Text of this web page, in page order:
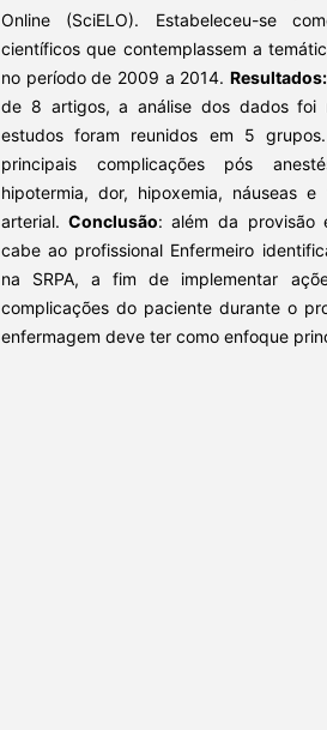
Online (SciELO). Estabeleceu-se
científicos que contemplassem a
no período de 2009 a 2014. Resultados:
de 8 artigos, a análise dos dados foi
estudos foram reunidos em 5
principais complicações pós
hipotermia, dor, hipoxemia, náuseas
arterial. Conclusão: além da provisão
cabe ao profissional Enfermeiro
na SRPA, a fim de implementar
complicações do paciente durante o
enfermagem deve ter como enfoque